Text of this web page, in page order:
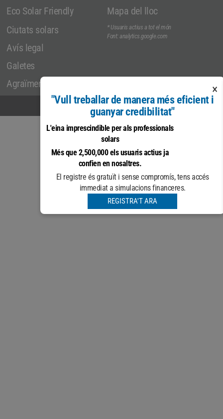
×
"Vull treballar de manera més eficient i
guanyar credibilitat"
L'eina imprescindible per als professionals
solars
Més que 2,500,000 els usuaris actius ja
confien en nosaltres.
El registre és gratuït i sense compromís, tens accés
immediat a simulacions financeres.
REGISTRA'T ARA
Eco Solar Friendly
Ciutats solars
Avís legal
Galetes
Agraïments
Mapa del lloc
* Usuaris actius a tot el món
Font: analytics.google.com
© COPYRIGHT 2026